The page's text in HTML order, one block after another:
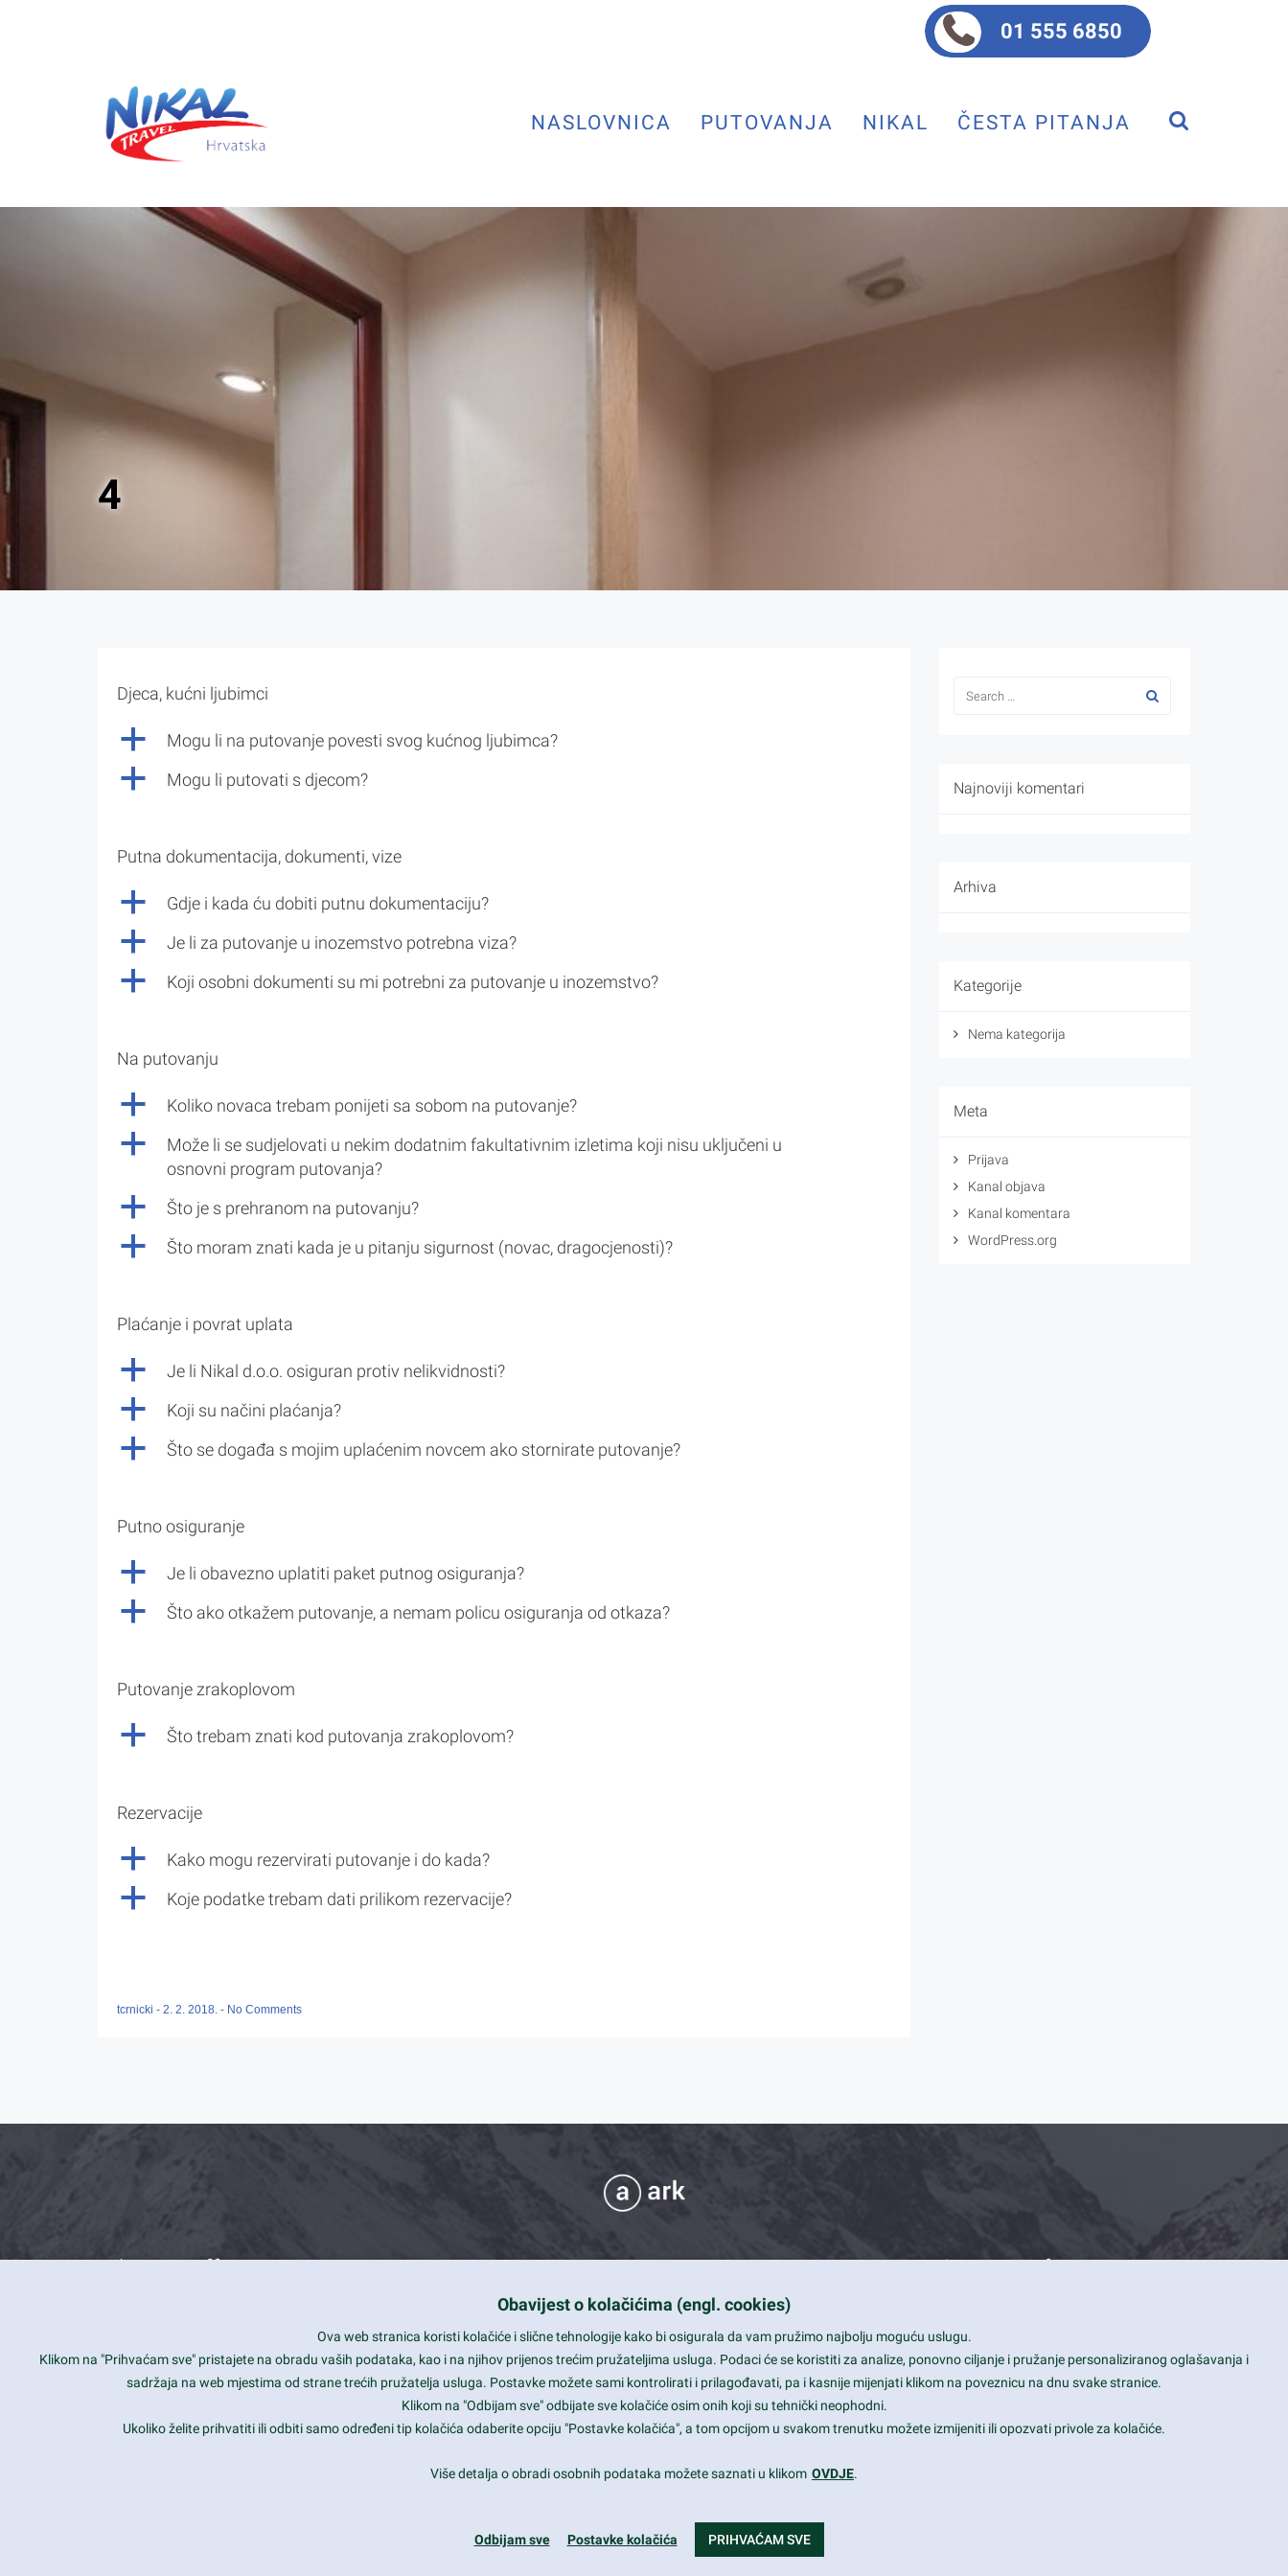
01 555 6850
NASLOVNICA PUTOVANJA NIKAL ČESTA PITANJA
4
Djeca, kućni ljubimci
a Mogu li na putovanje povesti svog kućnog ljubimca?
a Mogu li putovati s djecom?
Putna dokumentacija, dokumenti, vize
a Gdje i kada ću dobiti putnu dokumentaciju?
a Je li za putovanje u inozemstvo potrebna viza?
a Koji osobni dokumenti su mi potrebni za putovanje u inozemstvo?
Na putovanju
a Koliko novaca trebam ponijeti sa sobom na putovanje?
a
Može li se sudjelovati u nekim dodatnim fakultativnim izletima koji nisu uključeni u
osnovni program putovanja?
a Što je s prehranom na putovanju?
a Što moram znati kada je u pitanju sigurnost (novac, dragocjenosti)?
Plaćanje i povrat uplata
a Je li Nikal d.o.o. osiguran protiv nelikvidnosti?
a Koji su načini plaćanja?
a Što se događa s mojim uplaćenim novcem ako stornirate putovanje?
Putno osiguranje
a Je li obavezno uplatiti paket putnog osiguranja?
a Što ako otkažem putovanje, a nemam policu osiguranja od otkaza?
Putovanje zrakoplovom
a Što trebam znati kod putovanja zrakoplovom?
Rezervacije
a Kako mogu rezervirati putovanje i do kada?
a Koje podatke trebam dati prilikom rezervacije?
tcrnicki - 2. 2. 2018. - No Comments
Najnoviji komentari
Arhiva
Kategorije
Nema kategorija
Meta
Prijava
Kanal objava
Kanal komentara
WordPress.org
What we offer
Is your website user friendly?
Ark offers weekly stunning designs.
Why our customers love Ark?
Smart and beautiful design
Unlimited Eelements
Mobile ready
Contact Info
View, CA 94043
+1 650-253-0000
Daily: 9:00 am - 6:00 pm
Obavijest o kolačićima (engl. cookies)
Ova web stranica koristi kolačiće i slične tehnologije kako bi osigurala da vam pružimo najbolju moguću uslugu.
Klikom na "Prihvaćam sve" pristajete na obradu vaših podataka, kao i na njihov prijenos trećim pružateljima usluga. Podaci će se koristiti za analize, ponovno ciljanje i pružanje personaliziranog oglašavanja i
sadržaja na web mjestima od strane trećih pružatelja usluga. Postavke možete sami kontrolirati i prilagođavati, pa i kasnije mijenjati klikom na poveznicu na dnu svake stranice.
Klikom na "Odbijam sve" odbijate sve kolačiće osim onih koji su tehnički neophodni.
Ukoliko želite prihvatiti ili odbiti samo određeni tip kolačića odaberite opciju "Postavke kolačića", a tom opcijom u svakom trenutku možete izmijeniti ili opozvati privole za kolačiće.
Više detalja o obradi osobnih podataka možete saznati u klikom OVDJE.
Odbijam sve Postavke kolačića PRIHVAĆAM SVE